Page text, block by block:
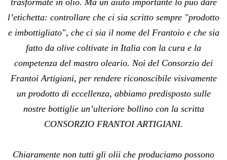
trasformate in olio. Ma un aiuto importante lo può dare
l’etichetta: controllare che ci sia scritto sempre "prodotto
e imbottigliato", che ci sia il nome del Frantoio e che sia
fatto da olive coltivate in Italia con la cura e la
competenza del mastro oleario. Noi del Consorzio dei
Frantoi Artigiani, per rendere riconoscibile visivamente
un prodotto di eccellenza, abbiamo predisposto sulle
nostre bottiglie un’ulteriore bollino con la scritta
CONSORZIO FRANTOI ARTIGIANI.
Chiaramente non tutti gli olii che produciamo possono